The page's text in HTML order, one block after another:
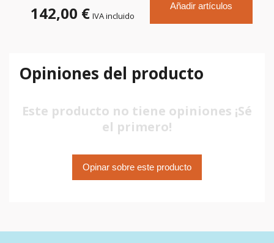
142,00 € IVA incluido
Añadir artículos
Opiniones del producto
Este producto no tiene opiniones ¡Sé
el primero!
Opinar sobre este producto